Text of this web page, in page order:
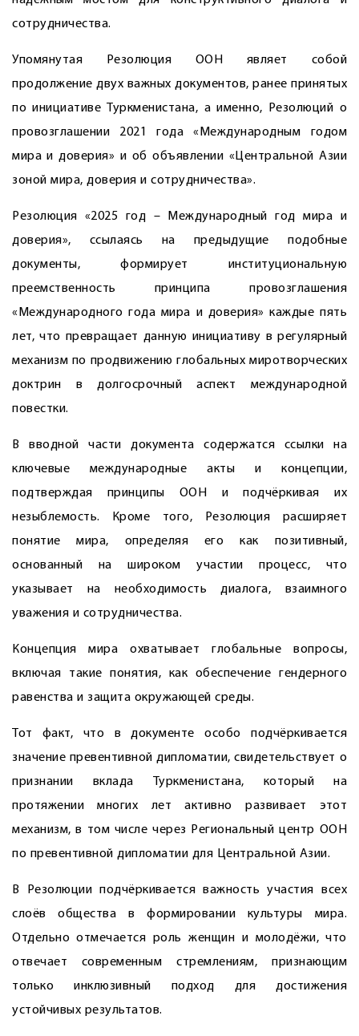
сотрудничества.
Упомянутая Резолюция ООН являет собой
продолжение двух важных документов, ранее принятых
по инициативе Туркменистана, а именно, Резолюций о
провозглашении 2021 года «Международным годом
мира и доверия» и об объявлении «Центральной Азии
зоной мира, доверия и сотрудничества».
Резолюция «2025 год – Международный год мира и
доверия», ссылаясь на предыдущие подобные
документы, формирует институциональную
преемственность принципа провозглашения
«Международного года мира и доверия» каждые пять
лет, что превращает данную инициативу в регулярный
механизм по продвижению глобальных миротворческих
доктрин в долгосрочный аспект международной
повестки.
В вводной части документа содержатся ссылки на
ключевые международные акты и концепции,
подтверждая принципы ООН и подчёркивая их
незыблемость. Кроме того, Резолюция расширяет
понятие мира, определяя его как позитивный,
основанный на широком участии процесс, что
указывает на необходимость диалога, взаимного
уважения и сотрудничества.
Концепция мира охватывает глобальные вопросы,
включая такие понятия, как обеспечение гендерного
равенства и защита окружающей среды.
Тот факт, что в документе особо подчёркивается
значение превентивной дипломатии, свидетельствует о
признании вклада Туркменистана, который на
протяжении многих лет активно развивает этот
механизм, в том числе через Региональный центр ООН
по превентивной дипломатии для Центральной Азии.
В Резолюции подчёркивается важность участия всех
слоёв общества в формировании культуры мира.
Отдельно отмечается роль женщин и молодёжи, что
отвечает современным стремлениям, признающим
только инклюзивный подход для достижения
устойчивых результатов.